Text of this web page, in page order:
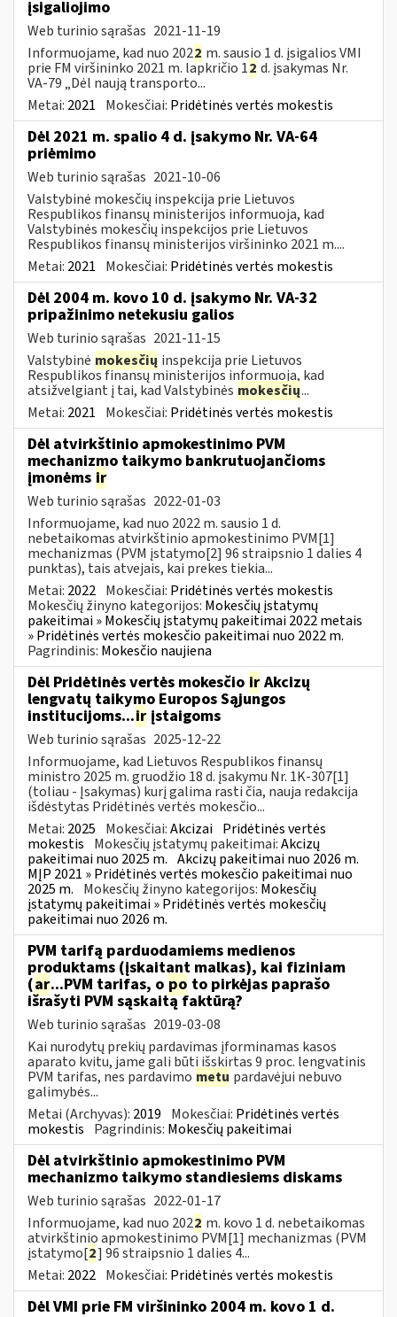
įsigaliojimo
Web turinio sąrašas 2021-11-19
Informuojame, kad nuo 2022 m. sausio 1 d. įsigalios VMI
prie FM viršininko 2021 m. lapkričio 12 d. įsakymas Nr.
VA-79 „Dėl naują transporto...
Metai: 2021 Mokesčiai: Pridėtinės vertės mokestis
Dėl 2021 m. spalio 4 d. įsakymo Nr. VA-64
priėmimo
Web turinio sąrašas 2021-10-06
Valstybinė mokesčių inspekcija prie Lietuvos
Respublikos finansų ministerijos informuoja, kad
Valstybinės mokesčių inspekcijos prie Lietuvos
Respublikos finansų ministerijos viršininko 2021 m....
Metai: 2021 Mokesčiai: Pridėtinės vertės mokestis
Dėl 2004 m. kovo 10 d. įsakymo Nr. VA-32
pripažinimo netekusiu galios
Web turinio sąrašas 2021-11-15
Valstybinė mokesčių inspekcija prie Lietuvos
Respublikos finansų ministerijos informuoja, kad
atsižvelgiant į tai, kad Valstybinės mokesčių...
Metai: 2021 Mokesčiai: Pridėtinės vertės mokestis
Dėl atvirkštinio apmokestinimo PVM
mechanizmo taikymo bankrutuojančioms
įmonėms ir
Web turinio sąrašas 2022-01-03
Informuojame, kad nuo 2022 m. sausio 1 d.
nebetaikomas atvirkštinio apmokestinimo PVM[1]
mechanizmas (PVM įstatymo[2] 96 straipsnio 1 dalies 4
punktas), tais atvejais, kai prekes tiekia...
Metai: 2022 Mokesčiai: Pridėtinės vertės mokestis
Mokesčių žinyno kategorijos: Mokesčių įstatymų
pakeitimai » Mokesčių įstatymų pakeitimai 2022 metais
» Pridėtinės vertės mokesčio pakeitimai nuo 2022 m.
Pagrindinis: Mokesčio naujiena
Dėl Pridėtinės vertės mokesčio ir Akcizų
lengvatų taikymo Europos Sąjungos
institucijoms...ir įstaigoms
Web turinio sąrašas 2025-12-22
Informuojame, kad Lietuvos Respublikos finansų
ministro 2025 m. gruodžio 18 d. įsakymu Nr. 1K-307[1]
(toliau - Įsakymas) kurį galima rasti čia, nauja redakcija
išdėstytas Pridėtinės vertės mokesčio...
Metai: 2025 Mokesčiai:Akcizai Pridėtinės vertės
mokestis Mokesčių įstatymų pakeitimai:Akcizų
pakeitimai nuo 2025 m. Akcizų pakeitimai nuo 2026 m.
MĮP 2021 » Pridėtinės vertės mokesčio pakeitimai nuo
2025 m. Mokesčių žinyno kategorijos: Mokesčių
įstatymų pakeitimai » Pridėtinės vertės mokesčių
pakeitimai nuo 2026 m.
PVM tarifą parduodamiems medienos
produktams (įskaitant malkas), kai fiziniam
(ar...PVM tarifas, o po to pirkėjas paprašo
išrašyti PVM sąskaitą faktūrą?
Web turinio sąrašas 2019-03-08
Kai nurodytų prekių pardavimas įforminamas kasos
aparato kvitu, jame gali būti išskirtas 9 proc. lengvatinis
PVM tarifas, nes pardavimo metu pardavėjui nebuvo
galimybės...
Metai (Archyvas): 2019 Mokesčiai: Pridėtinės vertės
mokestis Pagrindinis: Mokesčių pakeitimai
Dėl atvirkštinio apmokestinimo PVM
mechanizmo taikymo standiesiems diskams
Web turinio sąrašas 2022-01-17
Informuojame, kad nuo 2022 m. kovo 1 d. nebetaikomas
atvirkštinio apmokestinimo PVM[1] mechanizmas (PVM
įstatymo[2] 96 straipsnio 1 dalies 4...
Metai: 2022 Mokesčiai: Pridėtinės vertės mokestis
Dėl VMI prie FM viršininko 2004 m. kovo 1 d.